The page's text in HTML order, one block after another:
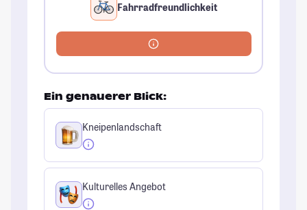
Fahrradfreundlichkeit
Ein genauerer Blick:
Kneipenlandschaft
Kulturelles Angebot